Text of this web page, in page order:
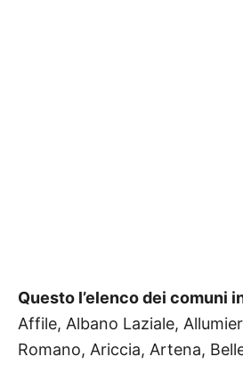
Questo l’elenco dei comuni
Affile, Albano Laziale,
Romano, Ariccia, Artena,